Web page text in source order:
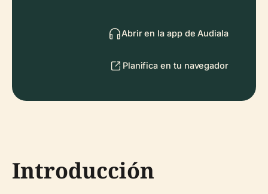
Abrir en la app de Audiala
Planifica en tu navegador
Introducción